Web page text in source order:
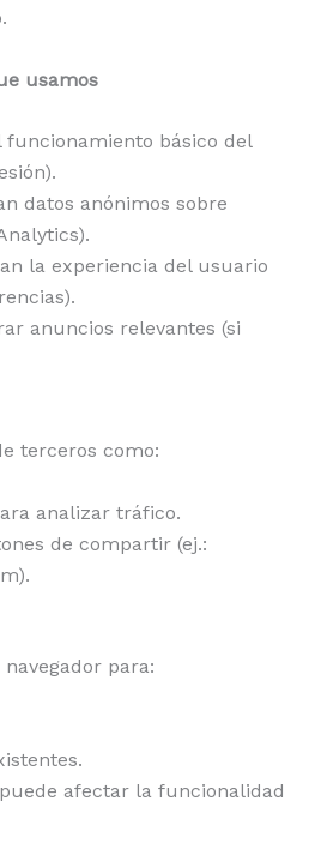
usamos
funcionamiento básico del
datos anónimos sobre
la experiencia del usuario
anuncios relevantes (si
terceros como:
analizar tráfico.
de compartir (ej.:
para:
afectar la funcionalidad